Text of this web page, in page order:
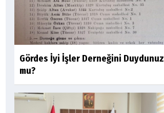
Ruhuma Rastlamak
Yaşar ATLI
Prof.Dr.Süleyman Sami
Gördes İyi İşler Derneğini Duydunuz
mu?